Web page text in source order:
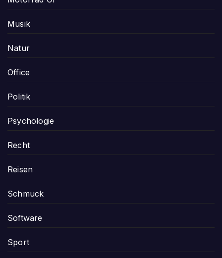
Musik
Natur
Office
Politik
Psychologie
Recht
Reisen
Schmuck
Software
Sport